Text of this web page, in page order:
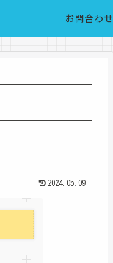
お問合わせ
2024.05.09